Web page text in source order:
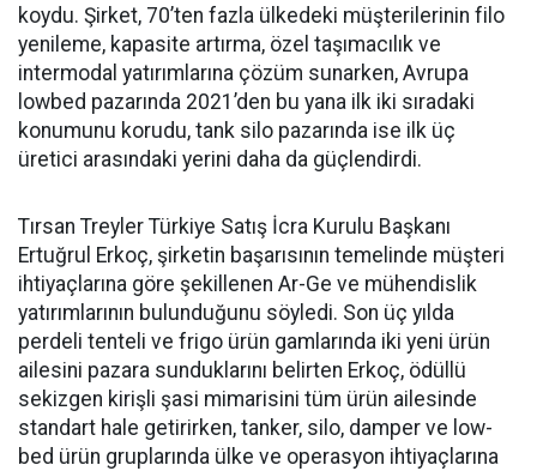
koydu. Şirket, 70’ten fazla ül­kedeki müşterilerinin filo
yenile­me, kapasite artırma, özel taşıma­cılık ve
intermodal yatırımlarına çözüm sunarken, Avrupa
lowbed pazarında 2021’den bu yana ilk iki sıradaki
konumunu korudu, tank silo pazarında ise ilk üç
üretici arasındaki yerini daha da güçlen­dirdi.
Tırsan Treyler Türkiye Satış İcra Kurulu Başkanı
Ertuğrul Er­koç, şirketin başarısının teme­linde müşteri
ihtiyaçlarına göre şekillenen Ar-Ge ve mühendislik
yatırımlarının bulunduğunu söy­ledi. Son üç yılda
perdeli tenteli ve frigo ürün gamlarında iki yeni ürün
ailesini pazara sundukları­nı belirten Erkoç, ödüllü
sekizgen kirişli şasi mimarisini tüm ürün ailesinde
standart hale getirir­ken, tanker, silo, damper ve low­
bed ürün gruplarında ülke ve ope­rasyon ihtiyaçlarına